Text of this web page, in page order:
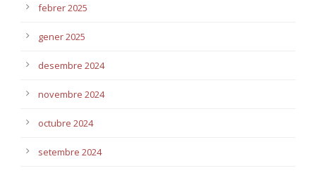
febrer 2025
gener 2025
desembre 2024
novembre 2024
octubre 2024
setembre 2024